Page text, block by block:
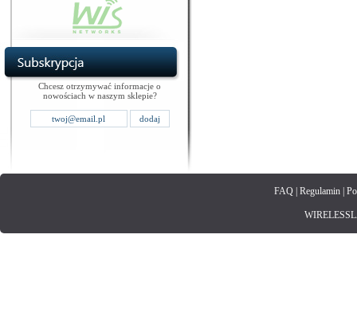
Chcesz otrzymywać informacje o
nowościach w naszym sklepie?
FAQ| Regulamin|